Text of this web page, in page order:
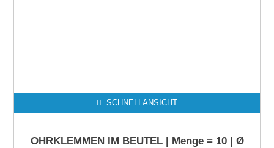
SCHNELLANSICHT
OHRKLEMMEN IM BEUTEL | Menge = 10 | Ø